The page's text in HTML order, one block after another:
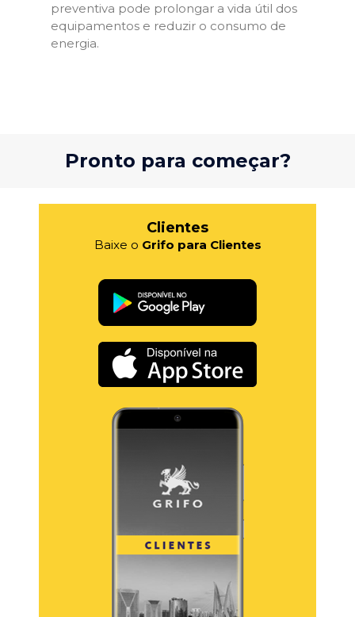
preventiva pode prolongar a vida útil dos
equipamentos e reduzir o consumo de
energia.
Pronto para começar?
Clientes
Baixe o Grifo para Clientes